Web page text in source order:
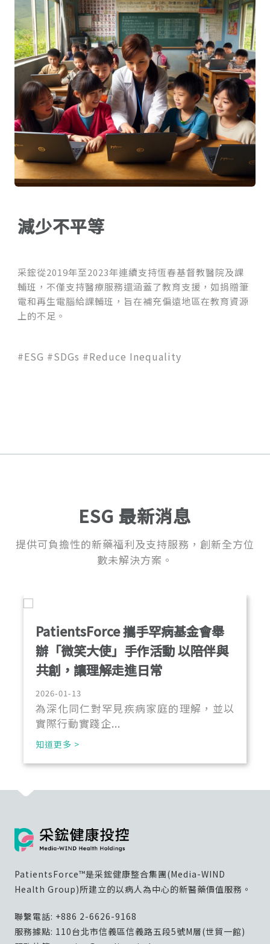
減少不平等
采鋐從2019年至2023年連續支持恆春基督教醫院及課
輔班，不僅支持醫療服務還涵蓋了教育支援，如捐贈筆
電和再生電腦給課輔班，旨在補充偏遠地區在教育資源
上的不足。
#ESG #SDGs #Reduce Inequality
ESG 最新消息
提供可負擔性的新藥福利及支持服務，創新全方位
數未解決方案。
PatientsForce 攜手罕病基金會舉
辦「微笑大使」手作活動 以陪伴與
共創，讓理解走進日常
2026-01-13
為深化同仁對罕見疾病家庭的理解，並以
實際行動實踐企...
知道更多 >
PatientsForce™是采鋐健康整合集團(Media-WIND
Health Group)所建立的以病人為中心的新醫藥價值服務。
聯繫電話: +886 2-6626-9168
服務據點: 110台北市信義區信義路五段5號M層(世貿一館)